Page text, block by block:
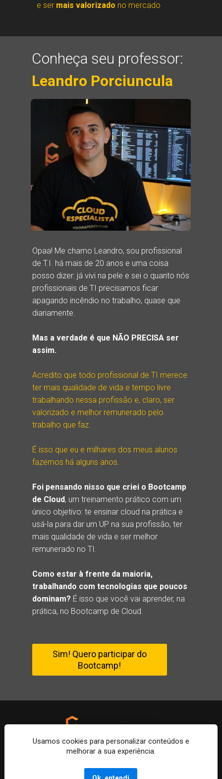
e ser mais valorizado no mercado
Conheça seu professor:
Leandro Porciuncula
Opaa! Me chamo Leandro, sou profissional
de T.I. há mais de 20 anos e uma coisa
posso dizer: já vivi na pele e sei o quanto nós
profissionais de TI precisamos ficar
apagando incêndio no trabalho, quase que
diariamente.
Mas a verdade é que NÃO PRECISA ser
assim.
Acredito que todo profissional de TI merece
ter mais qualidade de vida e tempo livre
trabalhando nessa profissão e, claro, ser
valorizado e melhor remunerado pelo
trabalho que faz.
É isso que eu e milhares dos meus alunos
fazemos há alguns anos.
Foi pensando nisso que criei o Bootcamp
de Cloud, um treinamento prático com um
único objetivo: te ensinar cloud na prática e
usá-la para dar um UP na sua profissão, ter
mais qualidade de vida e ser melhor
remunerado no TI.
Como estar à frente da maioria,
trabalhando com tecnologias que poucos
dominam? É isso que você vai aprender, na
prática, no Bootcamp de Cloud.
Sim! Quero participar do
Bootcamp!
Copyright 2022 - Cloud Treinamentos - Todos os
Usamos cookies para personalizar conteúdos e
melhorar a sua experiência.